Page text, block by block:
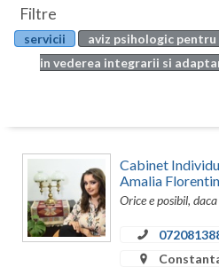
Botosani
Braila
Bucuresti
Calarasi
Caras-Severin
Articole
Evenimente
Filtre
servicii
aviz psihologic
in vederea integrarii si
Cabinet
Amalia
Orice e posibil,